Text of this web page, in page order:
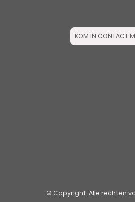
KOM IN CONTACT
© Copyright. Alle rechten